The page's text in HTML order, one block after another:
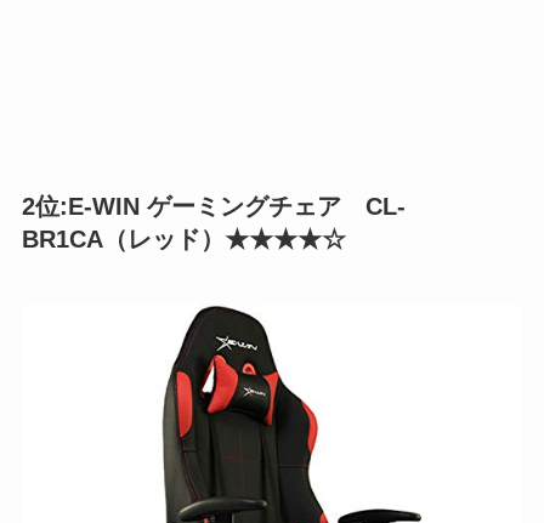
2位:E-WIN ゲーミングチェア CL-
BR1CA（レッド）★★★★☆